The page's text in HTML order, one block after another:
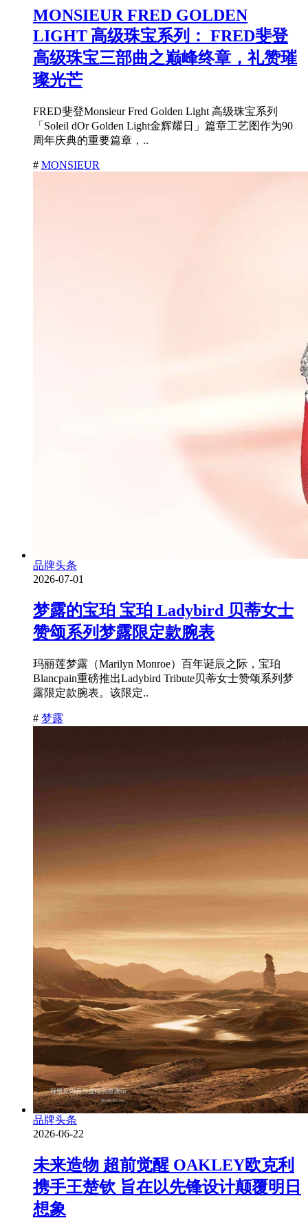
MONSIEUR FRED GOLDEN
LIGHT 高级珠宝系列： FRED斐登
高级珠宝三部曲之巅峰终章，礼赞璀
璨光芒
FRED斐登Monsieur Fred Golden Light 高级珠宝系列
「Soleil dOr Golden Light金辉耀日」篇章工艺图作为90
周年庆典的重要篇章，..
# MONSIEUR
品牌头条
2026-07-01
梦露的宝珀 宝珀 Ladybird 贝蒂女士
赞颂系列梦露限定款腕表
玛丽莲梦露（Marilyn Monroe）百年诞辰之际，宝珀
Blancpain重磅推出Ladybird Tribute贝蒂女士赞颂系列梦
露限定款腕表。该限定..
# 梦露
品牌头条
2026-06-22
未来造物 超前觉醒 OAKLEY欧克利
携手王楚钦 旨在以先锋设计颠覆明日
想象